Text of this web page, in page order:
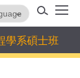
學系碩士班
Translate